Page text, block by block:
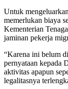
Untuk
memerlukan biaya
Kementerian
jaminan pekerja
“Karena ini belum
pernyataan kepada
aktivitas apapun
legalitasnya